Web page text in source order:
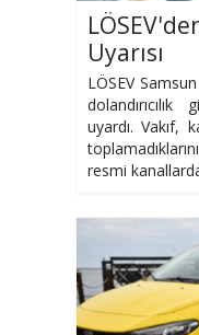
Uyarısı
LÖSEV
uyardı. Vakıf,
resmi